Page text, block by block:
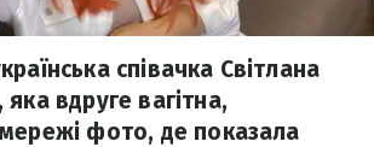
співачка Світлана
вдруге вагітна,
фото, де показала